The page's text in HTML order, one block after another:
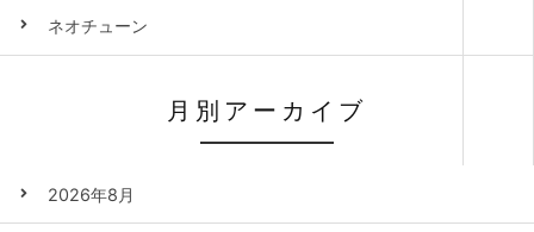
ネオチューン
月別アーカイブ
2026年8月